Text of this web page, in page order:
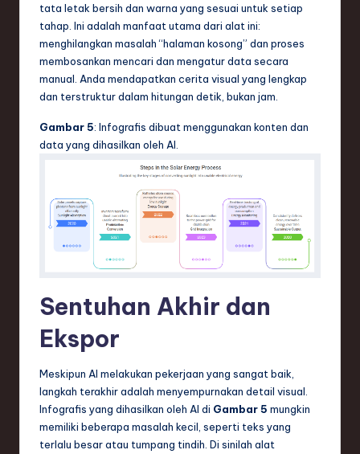
tata letak bersih dan warna yang sesuai untuk setiap
tahap. Ini adalah manfaat utama dari alat ini:
menghilangkan masalah “halaman kosong” dan proses
membosankan mencari dan mengatur data secara
manual. Anda mendapatkan cerita visual yang lengkap
dan terstruktur dalam hitungan detik, bukan jam.
Gambar 5: Infografis dibuat menggunakan konten dan
data yang dihasilkan oleh AI.
Sentuhan Akhir dan
Ekspor
Meskipun AI melakukan pekerjaan yang sangat baik,
langkah terakhir adalah menyempurnakan detail visual.
Infografis yang dihasilkan oleh AI di Gambar 5 mungkin
memiliki beberapa masalah kecil, seperti teks yang
terlalu besar atau tumpang tindih. Di sinilah alat